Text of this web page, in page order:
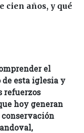
cien años, y qué
el
esta iglesia y
refuerzos
hoy generan
conservación